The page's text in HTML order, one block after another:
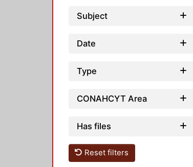
Subject
Date
Type
CONAHCYT Area
Has files
Reset filters